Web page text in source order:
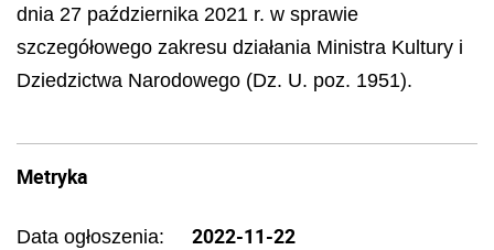
dnia 27 października 2021 r. w sprawie
szczegółowego zakresu działania Ministra Kultury i
Dziedzictwa Narodowego (Dz. U. poz. 1951).
Metryka
Data ogłoszenia: 2022-11-22